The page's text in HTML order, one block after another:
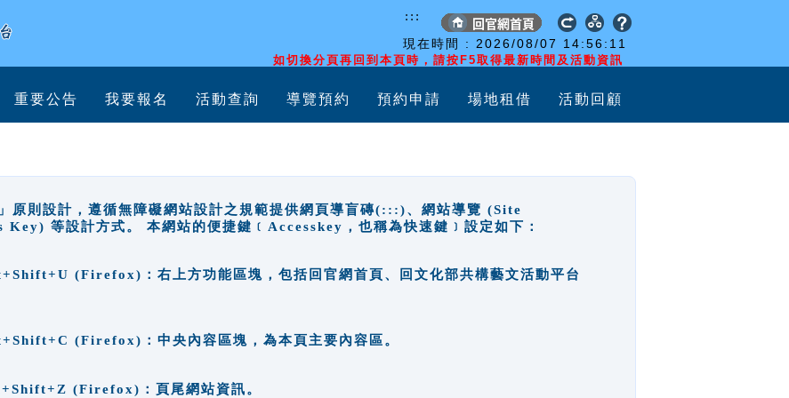
現在時間 : 2026/08/07 14:56:12
如切換分頁再回到本頁時，請按F5取得最新時間及活動資訊
:::
重要公告 我要報名 活動查詢 導覽預約 預約申請 場地租借 活動回顧
原則設計，遵循無障礙網站設計之規範提供網頁導盲磚(:::)、網站導覽 (Site
等設計方式。 本網站的便捷鍵﹝Accesskey，也稱為快速鍵﹞設定如下：
(Firefox)：右上方功能區塊，包括回官網首頁、回文化部共構藝文活動平台
(Firefox)：中央內容區塊，為本頁主要內容區。
(Firefox)：頁尾網站資訊。